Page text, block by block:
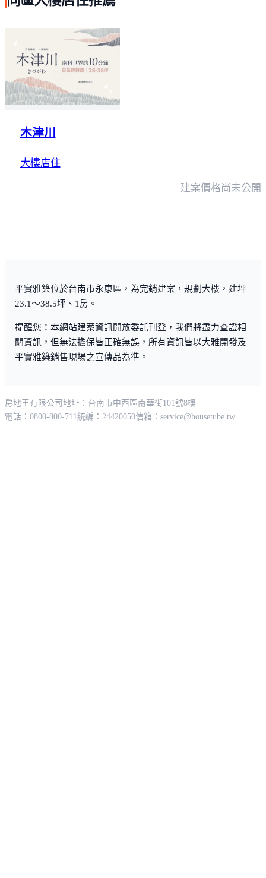
木津川
大樓店住
建案價格尚未公開
平實雅築位於台南市永康區，為完銷建案，規劃大樓，建坪
23.1～38.5坪、1房。
提醒您：本網站建案資訊開放委託刊登，我們將盡力查證相
關資訊，但無法擔保皆正確無誤，所有資訊皆以大雅開發及
平實雅築銷售現場之宣傳品為準。
房地王有限公司 地址：台南市中西區南華街101號8樓
電話：0800-800-711統編：24420050信箱： service@housetube.tw